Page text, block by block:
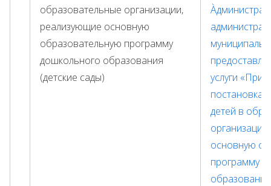
образовательные организации,
реализующие основную
образовательную программу
дошкольного образования
(детские сады)
услуги
постановка
детей в
основную
программу